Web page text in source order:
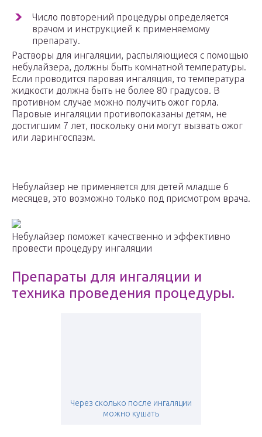
Число повторений процедуры определяется
врачом и инструкцией к применяемому
препарату.
Растворы для ингаляции, распыляющиеся с помощью
небулайзера, должны быть комнатной температуры.
Если проводится паровая ингаляция, то температура
жидкости должна быть не более 80 градусов. В
противном случае можно получить ожог горла.
Паровые ингаляции противопоказаны детям, не
достигшим 7 лет, поскольку они могут вызвать ожог
или ларингоспазм.
Небулайзер не применяется для детей младше 6
месяцев, это возможно только под присмотром врача.
Небулайзер поможет качественно и эффективно
провести процедуру ингаляции
Препараты для ингаляции и
техника проведения процедуры.
Через сколько после ингаляции
можно кушать